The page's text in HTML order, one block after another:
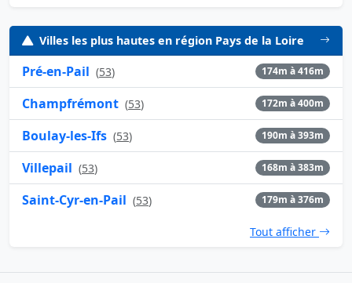
Villes les plus hautes en région Pays de la Loire
Pré-en-Pail (53) 174m à 416m
Champfrémont (53) 172m à 400m
Boulay-les-Ifs (53) 190m à 393m
Villepail (53) 168m à 383m
Saint-Cyr-en-Pail (53) 179m à 376m
Tout afficher